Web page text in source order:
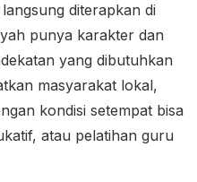
diterapkan di
punya karakter dan
yang dibutuhkan
masyarakat lokal,
kondisi setempat bisa
atau pelatihan guru